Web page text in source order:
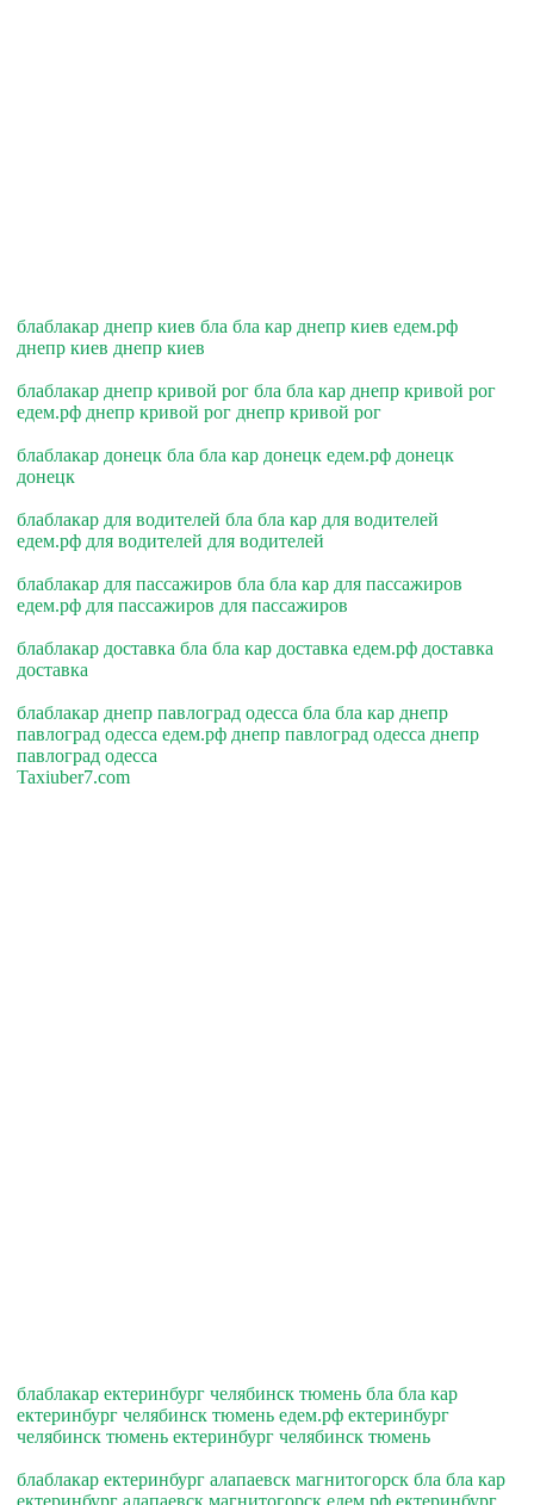
блаблакар днепр киев бла бла кар днепр киев едем.рф
днепр киев днепр киев
блаблакар днепр кривой рог бла бла кар днепр кривой рог
едем.рф днепр кривой рог днепр кривой рог
блаблакар донецк бла бла кар донецк едем.рф донецк
донецк
блаблакар для водителей бла бла кар для водителей
едем.рф для водителей для водителей
блаблакар для пассажиров бла бла кар для пассажиров
едем.рф для пассажиров для пассажиров
блаблакар доставка бла бла кар доставка едем.рф доставка
доставка
блаблакар днепр павлоград одесса бла бла кар днепр
павлоград одесса едем.рф днепр павлоград одесса днепр
павлоград одесса
Taxiuber7.com
блаблакар ектеринбург челябинск тюмень бла бла кар
ектеринбург челябинск тюмень едем.рф ектеринбург
челябинск тюмень ектеринбург челябинск тюмень
блаблакар ектеринбург алапаевск магнитогорск бла бла кар
ектеринбург алапаевск магнитогорск едем.рф ектеринбург